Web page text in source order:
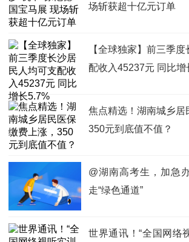
场斩获超十亿元订单
【全球独家】前三季
配收入45237元 同比增
焦点精选！湖南城乡居
350元到底值不值？
@湖南高考生，加急
走“绿色通道”
世界通讯！“全国网络